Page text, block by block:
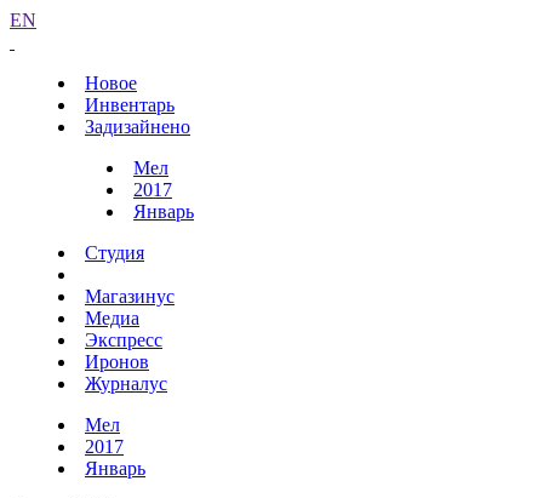
EN
Новое
Инвентарь
Задизайнено
Мел
2017
Январь
Студия
Магазинус
Медиа
Экспресс
Иронов
Журналус
Мел
2017
Январь